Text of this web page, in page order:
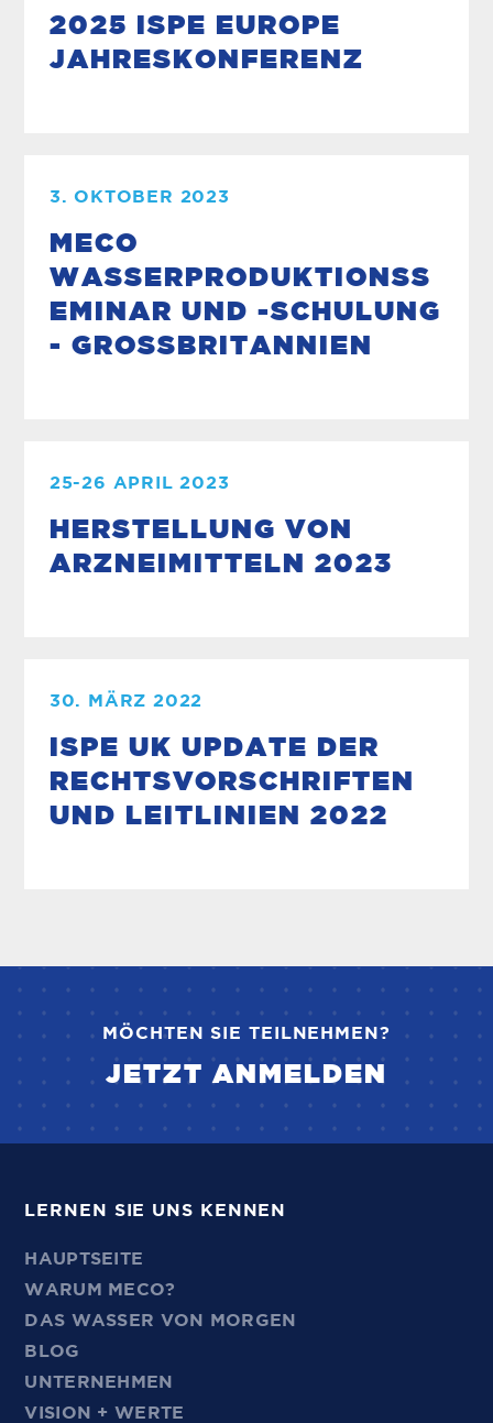
2025 ISPE EUROPE
JAHRESKONFERENZ
3. OKTOBER 2023
MECO
WASSERPRODUKTIONSS
EMINAR UND -SCHULUNG
- GROSSBRITANNIEN
25-26 APRIL 2023
HERSTELLUNG VON
ARZNEIMITTELN 2023
30. MÄRZ 2022
ISPE UK UPDATE DER
RECHTSVORSCHRIFTEN
UND LEITLINIEN 2022
MÖCHTEN SIE TEILNEHMEN?
JETZT ANMELDEN
LERNEN SIE UNS KENNEN
HAUPTSEITE
WARUM MECO?
DAS WASSER VON MORGEN
BLOG
UNTERNEHMEN
VISION + WERTE